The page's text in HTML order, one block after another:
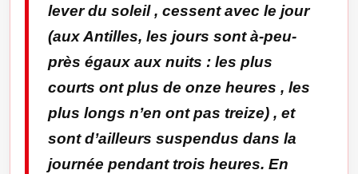
lever du soleil , cessent avec le jour
(aux Antilles, les jours sont à-peu-
près égaux aux nuits : les plus
courts ont plus de onze heures , les
plus longs n’en ont pas treize) , et
sont d’ailleurs suspendus dans la
journée pendant trois heures. En